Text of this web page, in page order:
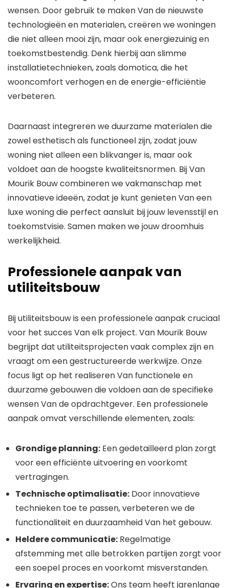
wensen. Door gebruik te maken Van de nieuwste
technologieën en materialen, creëren we woningen
die niet alleen mooi zijn, maar ook energiezuinig en
toekomstbestendig. Denk hierbij aan slimme
installatietechnieken, zoals domotica, die het
wooncomfort verhogen en de energie-efficiëntie
verbeteren.
Daarnaast integreren we duurzame materialen die
zowel esthetisch als functioneel zijn, zodat jouw
woning niet alleen een blikvanger is, maar ook
voldoet aan de hoogste kwaliteitsnormen. Bij Van
Mourik Bouw combineren we vakmanschap met
innovatieve ideeën, zodat je kunt genieten Van een
luxe woning die perfect aansluit bij jouw levensstijl en
toekomstvisie. Samen maken we jouw droomhuis
werkelijkheid.
Professionele aanpak van
utiliteitsbouw
Bij utiliteitsbouw is een professionele aanpak cruciaal
voor het succes Van elk project. Van Mourik Bouw
begrijpt dat utiliteitsprojecten vaak complex zijn en
vraagt om een gestructureerde werkwijze. Onze
focus ligt op het realiseren Van functionele en
duurzame gebouwen die voldoen aan de specifieke
wensen Van de opdrachtgever. Een professionele
aanpak omvat verschillende elementen, zoals:
Grondige planning: Een gedetailleerd plan zorgt
voor een efficiënte uitvoering en voorkomt
vertragingen.
Technische optimalisatie: Door innovatieve
technieken toe te passen, verbeteren we de
functionaliteit en duurzaamheid Van het gebouw.
Heldere communicatie: Regelmatige
afstemming met alle betrokken partijen zorgt voor
een soepel proces en voorkomt misverstanden.
Ervaring en expertise:Ons team heeft jarenlange